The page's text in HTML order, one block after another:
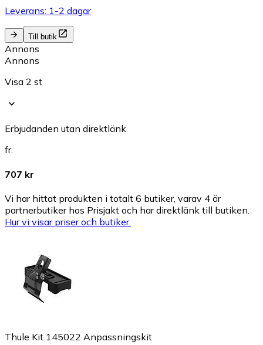
Leverans: 1-2 dagar
Till butik
Annons
Annons
Visa 2 st
Erbjudanden utan direktlänk
fr.
707 kr
Vi har hittat produkten i totalt 6 butiker, varav 4 är
partnerbutiker hos Prisjakt och har direktlänk till butiken.
Hur vi visar priser och butiker.
Thule Kit 145022 Anpassningskit